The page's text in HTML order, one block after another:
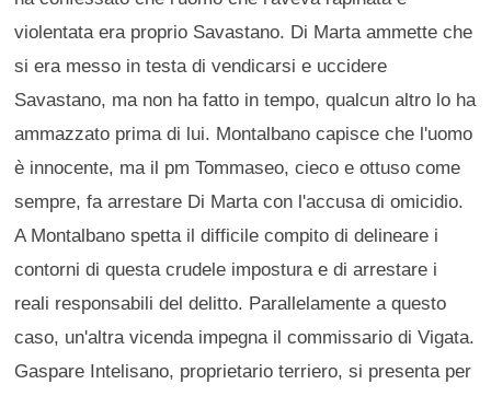
violentata era proprio Savastano. Di Marta ammette che
si era messo in testa di vendicarsi e uccidere
Savastano, ma non ha fatto in tempo, qualcun altro lo ha
ammazzato prima di lui. Montalbano capisce che l'uomo
è innocente, ma il pm Tommaseo, cieco e ottuso come
sempre, fa arrestare Di Marta con l'accusa di omicidio.
A Montalbano spetta il difficile compito di delineare i
contorni di questa crudele impostura e di arrestare i
reali responsabili del delitto. Parallelamente a questo
caso, un'altra vicenda impegna il commissario di Vigata.
Gaspare Intelisano, proprietario terriero, si presenta per